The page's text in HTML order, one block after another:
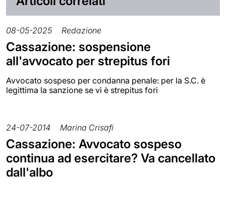
08-05-2025 Redazione
Cassazione: sospensione
all'avvocato per strepitus fori
Avvocato sospeso per condanna penale: per la S.C. è
legittima la sanzione se vi è strepitus fori
24-07-2014 Marina Crisafi
Cassazione: Avvocato sospeso
continua ad esercitare? Va cancellato
dall'albo